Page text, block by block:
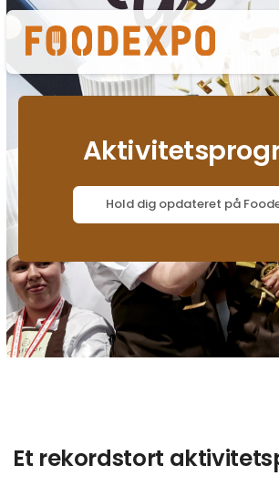
Hold dig opdateret på
Et rekordstort